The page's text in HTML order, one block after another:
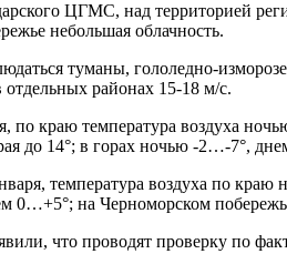
ЦГМС, над территорией
небольшая облачность.
туманы, гололедно-
районах 15-18 м/с.
по краю температура воздуха
до 14°; в горах ночью -2…-7°,
температура воздуха по
0…+5°; на Черноморском
что проводят проверку по